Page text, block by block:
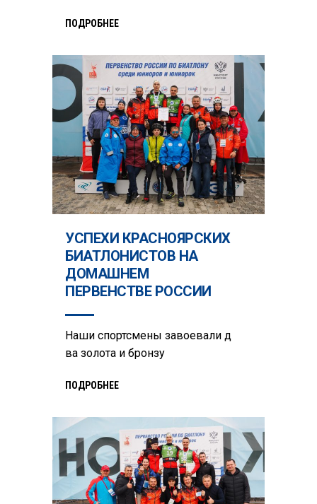
ПОДРОБНЕЕ
УСПЕХИ КРАСНОЯРСКИХ
БИАТЛОНИСТОВ НА
ДОМАШНЕМ
ПЕРВЕНСТВЕ РОССИИ
Наши спортсмены завоевали д
ва золота и бронзу
ПОДРОБНЕЕ